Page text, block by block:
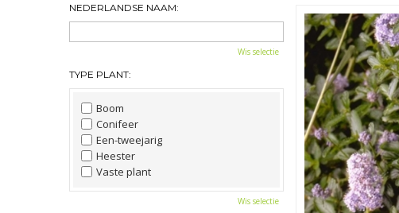
NEDERLANDSE NAAM:
Wis selectie
TYPE PLANT:
Boom
Conifeer
Een-tweejarig
Heester
Vaste plant
Wis selectie